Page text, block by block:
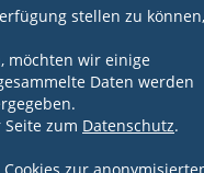
stellen zu können,
möchten wir einige
Daten werden
zum Datenschutz.